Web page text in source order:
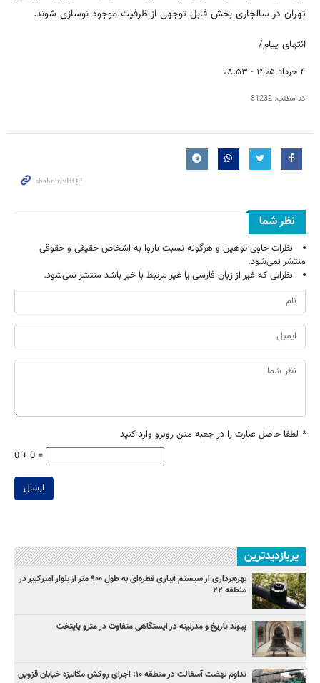
تهران در سالجاری بخش قابل توجهی از ظرفیت موجود نوسازی شوند.
انتهای پیام/
۴ خرداد ۱۴۰۵ - ۰۸:۵۳
کد مطلب: 81232
نظر شما
نظرات حاوی توهین و هرگونه نسبت ناروا به اشخاص حقیقی و حقوقی
منتشر نمی‌شود.
نظراتی که غیر از زبان فارسی یا غیر مرتبط با خبر باشد منتشر نمی‌شود.
* لطفا حاصل عبارت را در جعبه متن روبرو وارد کنید
0 + 0 =
ارسال
پربازدیدترین
بهره‌برداری از سیستم آبیاری قطره‌ای به طول ۹۰۰ متر از بلوار امیرکبیر در
منطقه ۲۲
پیوند تاریخ و مدرنیته در ایستگاهی متفاوت در مترو پایتخت
تداوم نهضت آسفالت در منطقه ۱۰؛ اجرای روکش مکانیزه خیابان قزوین